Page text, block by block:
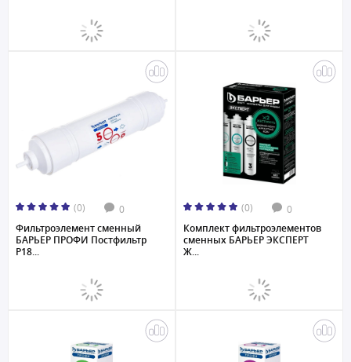
(0) 0
Фильтроэлемент сменный
БАРЬЕР ПРОФИ Постфильтр
Р18...
(0) 0
Комплект фильтроэлементов
сменных БАРЬЕР ЭКСПЕРТ
Ж...